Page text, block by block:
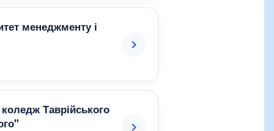
менеджменту і
Таврійського